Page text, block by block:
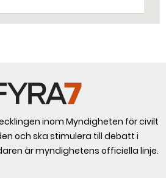
inom Myndigheten för civilt
och ska stimulera till debatt i
är myndighetens officiella linje.